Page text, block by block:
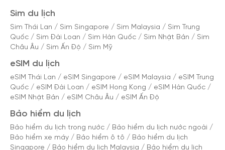
Sim du lịch
Sim Thái Lan / Sim Singapore / Sim Malaysia / Sim Trung
Quốc / Sim Đài Loan / Sim Hàn Quốc / Sim Nhật Bản / Sim
Châu Âu / Sim Ấn Độ / Sim Mỹ
eSIM du lịch
eSIM Thái Lan / eSIM Singapore / eSIM Malaysia / eSIM Trung
Quốc / eSIM Đài Loan / eSIM Hong Kong / eSIM Hàn Quốc /
eSIM Nhật Bản / eSIM Châu Âu / eSIM Ấn Độ
Bảo hiểm du lịch
Bảo hiểm du lịch trong nước / Bảo hiểm du lịch nước ngoài /
Bảo hiểm xe máy / Bảo hiểm ô tô / Bảo hiểm du lịch
Singapore / Bảo hiểm du lịch Malaysia / Bảo hiểm du lịch